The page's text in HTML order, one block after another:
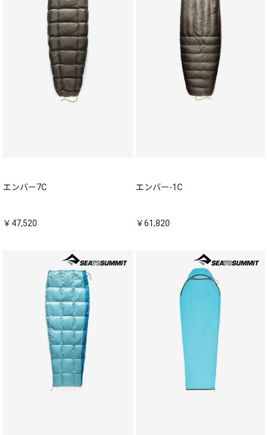
エンバー7C
￥47,520
エンバー-1C
￥61,820